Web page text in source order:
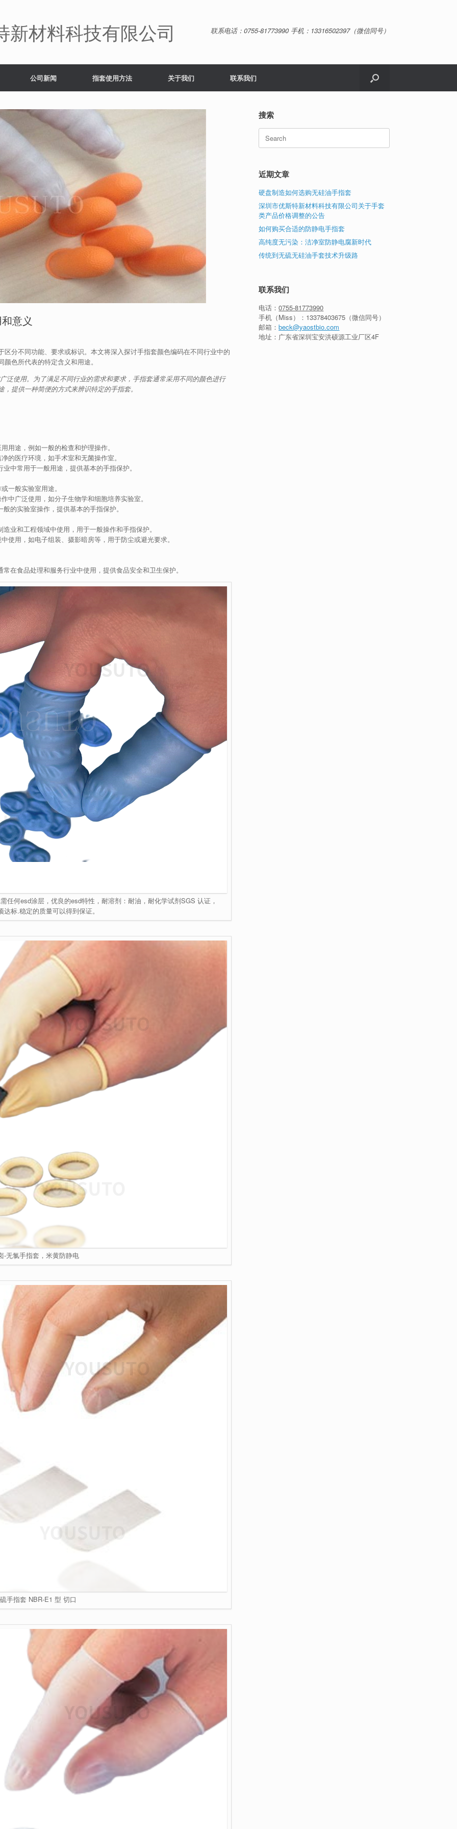
材料科技有限公司 联系电话：0755-81773990 手机：13316502397（微信同号）
公司新闻 指套使用方法 关于我们 联系我们
意义
分不同功能、要求或标识。本文将深入探讨手指套颜色编码在不同行业中的
色所代表的特定含义和用途。
泛使用。为了满足不同行业的需求和要求，手指套通常采用不同的颜色进行
提供一种简便的方式来辨识特定的手指套。
用途，例如一般的检查和护理操作。
的医疗环境，如手术室和无菌操作室。
中常用于一般用途，提供基本的手指保护。
一般实验室用途。
中广泛使用，如分子生物学和细胞培养实验室。
的实验室操作，提供基本的手指保护。
业和工程领域中使用，用于一般操作和手指保护。
使用，如电子组装、摄影暗房等，用于防尘或避光要求。
在食品处理和服务行业中使用，提供食品安全和卫生保护。
任何esd涂层，优良的esd特性，耐溶剂：耐油，耐化学试剂SGS 认证，
达标.稳定的质量可以得到保证。
-无氯手指套，米黄防静电
手指套 NBR-E1 型 切口
搜索
Search
for:
近期文章
硬盘制造如何选购无硅油手指套
深圳市优斯特新材料科技有限公司关于手套
类产品价格调整的公告
如何购买合适的防静电手指套
高纯度无污染：洁净室防静电腐新时代
传统到无硫无硅油手套技术升级路
联系我们
电话：0755-81773990
手机（Miss）： 13378403675 （微信同号）
邮箱：beck@yaostbio.com
地址：广东省深圳宝安洪硕源工业厂区4F